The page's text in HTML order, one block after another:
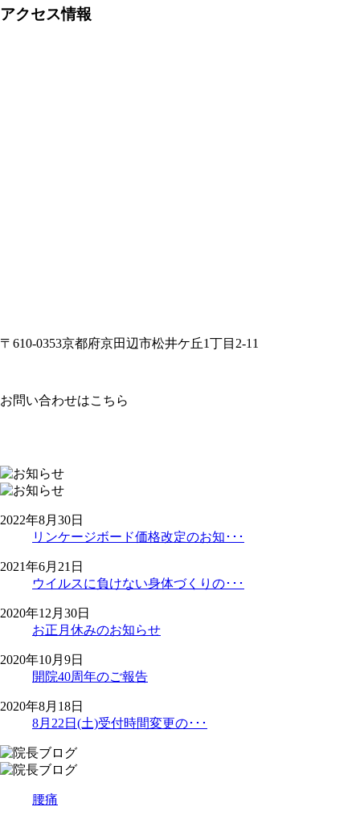
アクセス情報
〒610-0353京都府京田辺市松井ケ丘1丁目2-11
お問い合わせはこちら
2022年8月30日
リンケージボード価格改定のお知･･･
2021年6月21日
ウイルスに負けない身体づくりの･･･
2020年12月30日
お正月休みのお知らせ
2020年10月9日
開院40周年のご報告
2020年8月18日
8月22日(土)受付時間変更の･･･
腰痛